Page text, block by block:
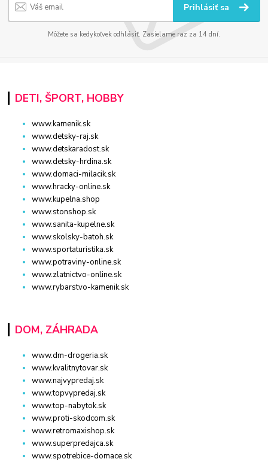
Prihlásiť sa
Môžete sa kedykoľvek odhlásiť. Zasielame raz za 14 dní.
DETI, ŠPORT, HOBBY
www.kamenik.sk
www.detsky-raj.sk
www.detskaradost.sk
www.detsky-hrdina.sk
www.domaci-milacik.sk
www.hracky-online.sk
www.kupelna.shop
www.stonshop.sk
www.sanita-kupelne.sk
www.skolsky-batoh.sk
www.sportaturistika.sk
www.potraviny-online.sk
www.zlatnictvo-online.sk
www.rybarstvo-kamenik.sk
DOM, ZÁHRADA
www.dm-drogeria.sk
www.kvalitnytovar.sk
www.najvypredaj.sk
www.topvypredaj.sk
www.top-nabytok.sk
www.proti-skodcom.sk
www.retromaxishop.sk
www.superpredajca.sk
www.spotrebice-domace.sk